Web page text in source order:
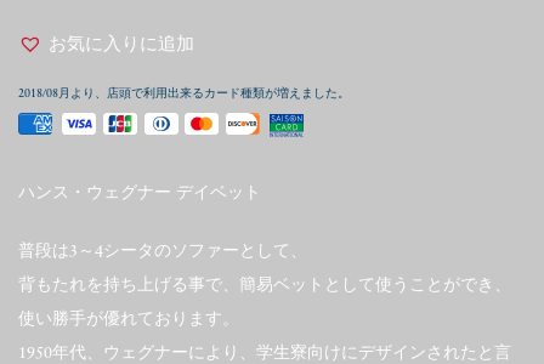
お気に入りに追加
2018/08月より、店頭で利用出来るカード種類が増えました。
ハンス・ウェグナー デイベット
普段は3～4シータのソファーとして、
背もたれを持ち上げる事で、簡易ベットとして使うことができ、
使い勝手が優れております。
1950年代、ウェグナーにより、学生寮向けにデザインされたと言